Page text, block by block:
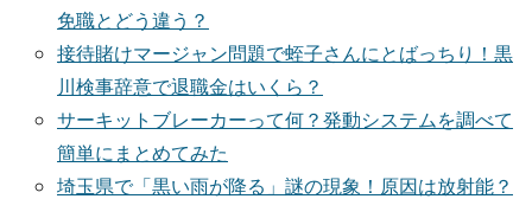
免職とどう違う？
接待賭けマージャン問題で蛭子さんにとばっちり！黒
川検事辞意で退職金はいくら？
サーキットブレーカーって何？発動システムを調べて
簡単にまとめてみた
埼玉県で「黒い雨が降る」謎の現象！原因は放射能？